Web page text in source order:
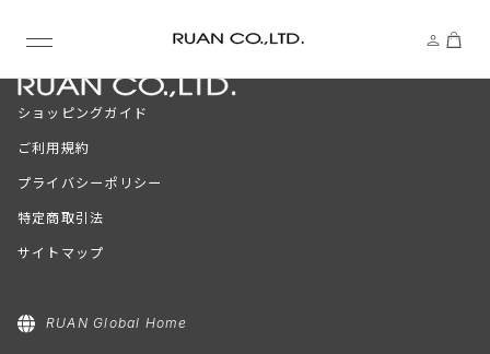
ショッピングガイド
ご利用規約
プライバシーポリシー
特定商取引法
サイトマップ
RUAN Global Home